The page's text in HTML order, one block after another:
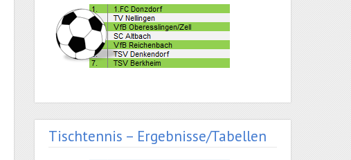
Tischtennis – Ergebnisse/Tabellen